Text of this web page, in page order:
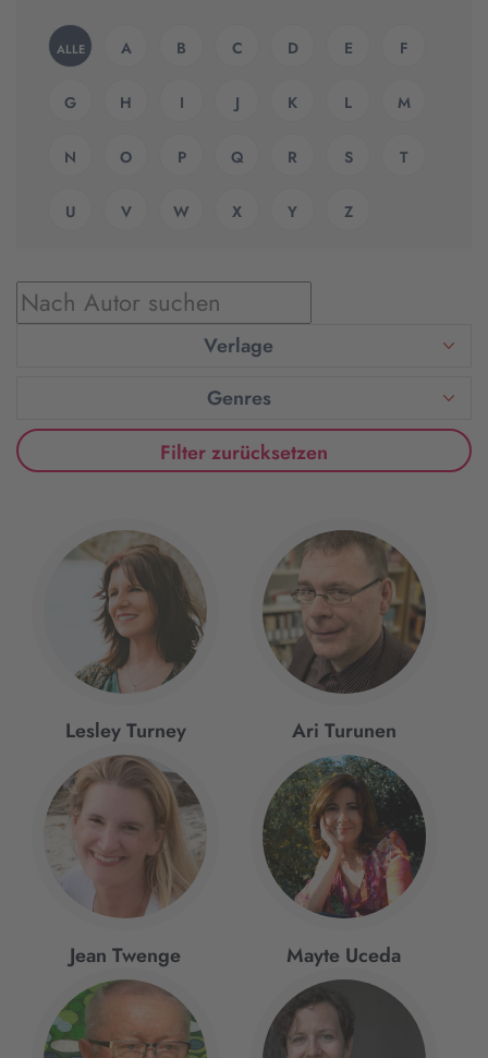
ALLE A B C D E F
G H I J K L M
N O P Q R S T
U V W X Y Z
Verlage
Genres
Filter zurücksetzen
Lesley Turney Ari Turunen
Jean Twenge Mayte Uceda